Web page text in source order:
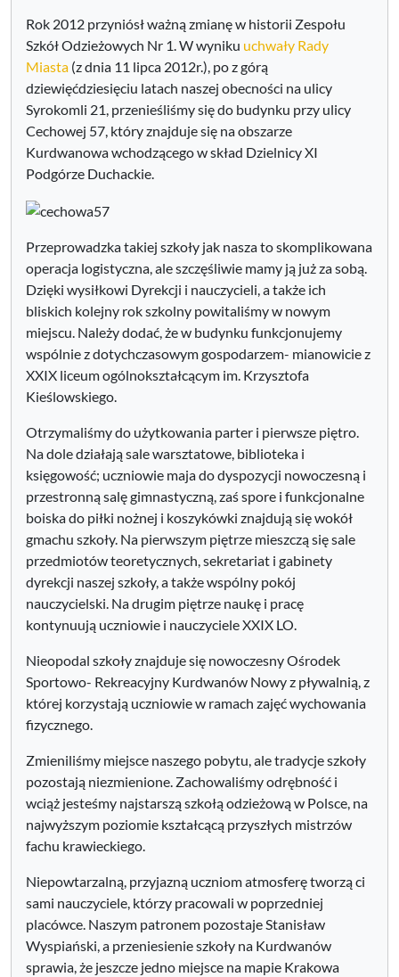
Rok 2012 przyniósł ważną zmianę w historii Zespołu
Szkół Odzieżowych Nr 1. W wyniku uchwały Rady
Miasta (z dnia 11 lipca 2012r.), po z górą
dziewięćdziesięciu latach naszej obecności na ulicy
Syrokomli 21, przenieśliśmy się do budynku przy ulicy
Cechowej 57, który znajduje się na obszarze
Kurdwanowa wchodzącego w skład Dzielnicy XI
Podgórze Duchackie.
Przeprowadzka takiej szkoły jak nasza to skomplikowana
operacja logistyczna, ale szczęśliwie mamy ją już za sobą.
Dzięki wysiłkowi Dyrekcji i nauczycieli, a także ich
bliskich kolejny rok szkolny powitaliśmy w nowym
miejscu. Należy dodać, że w budynku funkcjonujemy
wspólnie z dotychczasowym gospodarzem- mianowicie z
XXIX liceum ogólnokształcącym im. Krzysztofa
Kieślowskiego.
Otrzymaliśmy do użytkowania parter i pierwsze piętro.
Na dole działają sale warsztatowe, biblioteka i
księgowość; uczniowie maja do dyspozycji nowoczesną i
przestronną salę gimnastyczną, zaś spore i funkcjonalne
boiska do piłki nożnej i koszykówki znajdują się wokół
gmachu szkoły. Na pierwszym piętrze mieszczą się sale
przedmiotów teoretycznych, sekretariat i gabinety
dyrekcji naszej szkoły, a także wspólny pokój
nauczycielski. Na drugim piętrze naukę i pracę
kontynuują uczniowie i nauczyciele XXIX LO.
Nieopodal szkoły znajduje się nowoczesny Ośrodek
Sportowo- Rekreacyjny Kurdwanów Nowy z pływalnią, z
której korzystają uczniowie w ramach zajęć wychowania
fizycznego.
Zmieniliśmy miejsce naszego pobytu, ale tradycje szkoły
pozostają niezmienione. Zachowaliśmy odrębność i
wciąż jesteśmy najstarszą szkołą odzieżową w Polsce, na
najwyższym poziomie kształcącą przyszłych mistrzów
fachu krawieckiego.
Niepowtarzalną, przyjazną uczniom atmosferę tworzą ci
sami nauczyciele, którzy pracowali w poprzedniej
placówce. Naszym patronem pozostaje Stanisław
Wyspiański, a przeniesienie szkoły na Kurdwanów
sprawia, że jeszcze jedno miejsce na mapie Krakowa